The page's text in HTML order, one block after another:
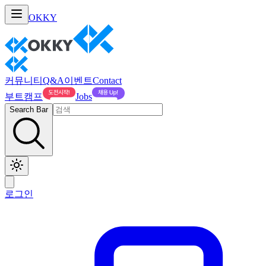
OKKY
커뮤니티 Q&A이벤트Contact
부트캠프
Jobs
Search Bar
로그인